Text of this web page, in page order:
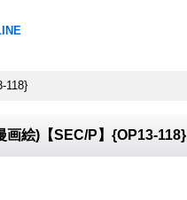
118}
画絵)【SEC/P】{OP13-118}